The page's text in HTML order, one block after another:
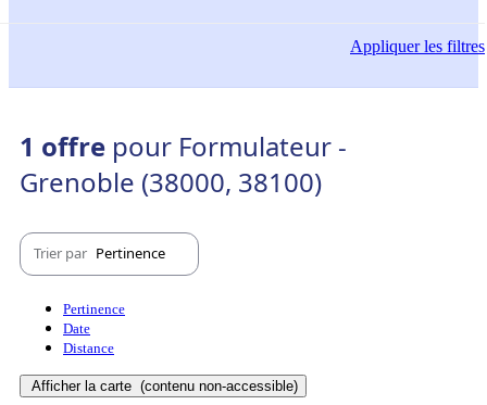
Appliquerles filtres
1 offre pour Formulateur -
Grenoble (38000, 38100)
Trier par Pertinence
Pertinence
Date
Distance
Afficher la carte (contenu non-accessible)